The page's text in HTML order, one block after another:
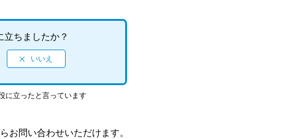
立ちましたか？
に立ったと言っています
お問い合わせいただけます。